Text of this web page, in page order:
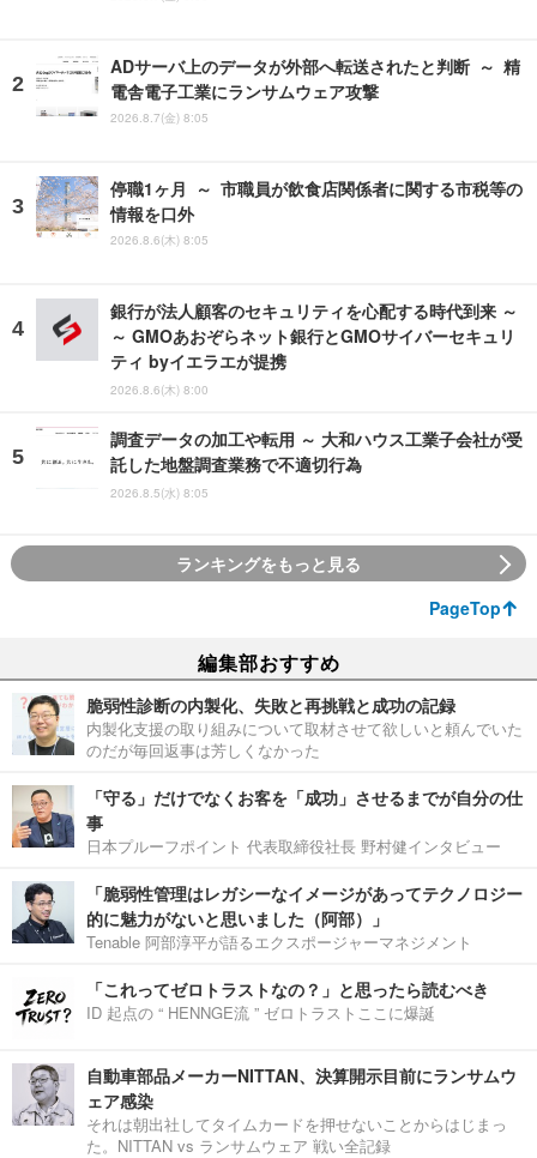
ADサーバ上のデータが外部へ転送されたと判断 ～ 精
電舎電子工業にランサムウェア攻撃
2026.8.7(金) 8:05
停職1ヶ月 ～ 市職員が飲食店関係者に関する市税等の
情報を口外
2026.8.6(木) 8:05
銀行が法人顧客のセキュリティを心配する時代到来 ～
～ GMOあおぞらネット銀行とGMOサイバーセキュリ
ティ byイエラエが提携
2026.8.6(木) 8:00
調査データの加工や転用 ～ 大和ハウス工業子会社が受
託した地盤調査業務で不適切行為
2026.8.5(水) 8:05
ランキングをもっと見る
PageTop
編集部おすすめ
脆弱性診断の内製化、失敗と再挑戦と成功の記録
内製化支援の取り組みについて取材させて欲しいと頼んでいた
のだが毎回返事は芳しくなかった
「守る」だけでなくお客を「成功」させるまでが自分の仕
事
日本プルーフポイント 代表取締役社長 野村健インタビュー
「脆弱性管理はレガシーなイメージがあってテクノロジー
的に魅力がないと思いました（阿部）」
Tenable 阿部淳平が語るエクスポージャーマネジメント
「これってゼロトラストなの？」と思ったら読むべき
ID 起点の “ HENNGE流 ” ゼロトラストここに爆誕
自動車部品メーカーNITTAN、決算開示目前にランサムウ
ェア感染
それは朝出社してタイムカードを押せないことからはじまっ
た。NITTAN vs ランサムウェア 戦い全記録